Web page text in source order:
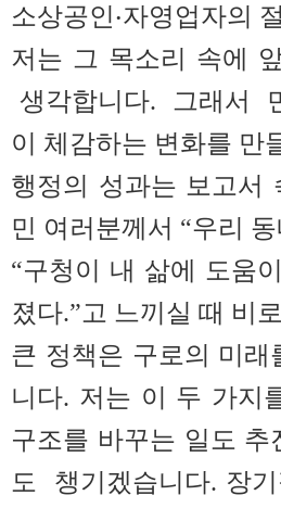
소상공인‧자영업자의
저는 그 목소리 속에
생각합니다. 그래서
이 체감하는 변화를 만
행정의 성과는 보고서
민 여러분께서 “우리
“구청이 내 삶에 도움
졌다.”고 느끼실 때 비
큰 정책은 구로의 미
니다. 저는 이 두 가지
구조를 바꾸는 일도
도 챙기겠습니다. 장